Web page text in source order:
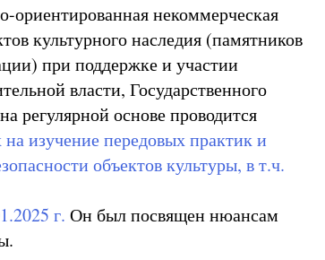
ориентированная некоммерческая
культурного наследия (памятников
при поддержке и участии
власти, Государственного
основе проводится
изучение передовых практик и
объектов культуры, в т.ч.
г. Он был посвящен нюансам